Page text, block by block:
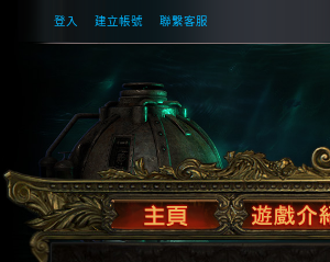
登入 建立帳號 聯繫客服